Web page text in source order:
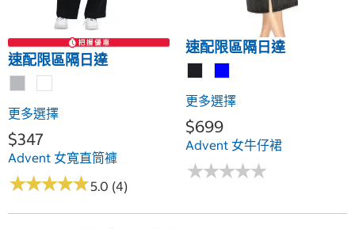
速配限區隔日達
更多選擇
$347
Advent 女寬直筒褲
★★★★★
★★★★★5.0 (4)
速配限區隔日達
更多選擇
$699
Advent 女牛仔裙
★★★★★
★★★★★